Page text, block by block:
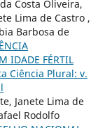
Costa Oliveira,
Lima de Castro ,
Barbosa de
IDADE FÉRTIL
Ciência Plural: v.
Janete Lima de
Rodolfo